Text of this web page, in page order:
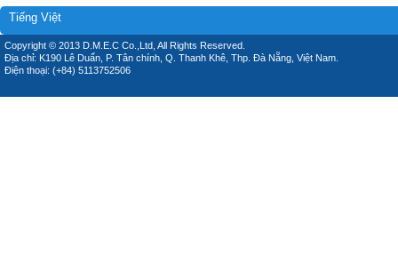
Tiếng Việt
Copyright © 2013 D.M.E.C Co.,Ltd, All Rights Reserved.
Địa chỉ: K190 Lê Duẩn, P. Tân chính, Q. Thanh Khê, Thp. Đà Nẵng, Việt Nam.
Điện thoại: (+84) 5113752506